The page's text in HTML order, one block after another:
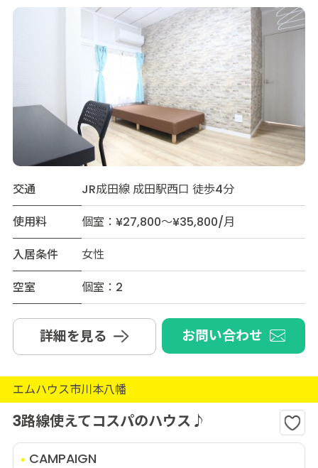
交通
JR成田線 成田駅西口 徒歩4分
使用料
個室：¥27,800～¥35,800/月
入居条件
女性
空室
個室：2
詳細を見る お問い合わせ
エムハウス市川本八幡
3路線使えてコスパのハウス♪
CAMPAIGN